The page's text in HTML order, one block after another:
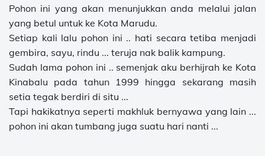
Pohon ini yang akan menunjukkan anda melalui jalan
yang betul untuk ke Kota Marudu.
Setiap kali lalu pohon ini .. hati secara tetiba menjadi
gembira, sayu, rindu ... teruja nak balik kampung.
Sudah lama pohon ini .. semenjak aku berhijrah ke Kota
Kinabalu pada tahun 1999 hingga sekarang masih
setia tegak berdiri di situ ...
Tapi hakikatnya seperti makhluk bernyawa yang lain ...
pohon ini akan tumbang juga suatu hari nanti ...